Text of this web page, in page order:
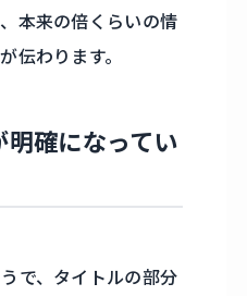
本来の倍くらいの情
伝わります。
確になってい
で、タイトルの部分